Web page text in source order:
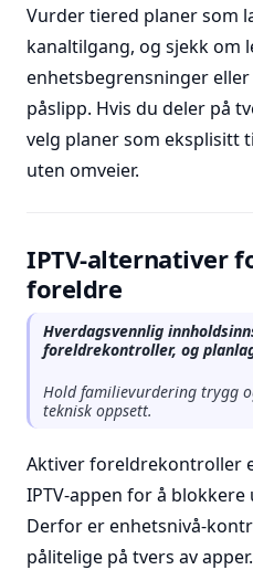
Vurder tiered planer som
kanaltilgang, og sjekk om
enhetsbegrensninger
påslipp. Hvis du deler på
velg planer som eksplisitt
uten omveier.
IPTV-alternativer
foreldre
Hverdagsvennlig
foreldrekontroller, og
Hold familievurdering trygg
teknisk oppsett.
Aktiver foreldrekontroller
IPTV-appen for å
Derfor er enhetsnivå-
pålitelige på tvers av